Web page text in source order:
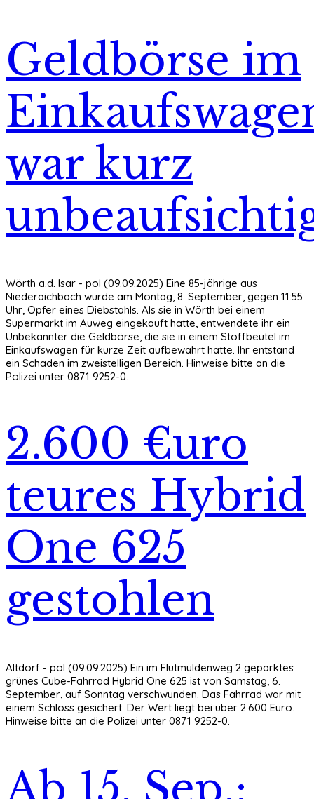
Geldbörse im
war kurz
Wörth a.d. Isar - pol (09.09.2025) Eine 85-jährige aus
Niederaichbach wurde am Montag, 8. September, gegen 11:55
Uhr, Opfer eines Diebstahls. Als sie in Wörth bei einem
Supermarkt im Auweg eingekauft hatte, entwendete ihr ein
Unbekannter die Geldbörse, die sie in einem Stoffbeutel im
Einkaufswagen für kurze Zeit aufbewahrt hatte. Ihr entstand
ein Schaden im zweistelligen Bereich. Hinweise bitte an die
Polizei unter 0871 9252-0.
2.600 €uro
teures Hybrid
One 625
gestohlen
Altdorf - pol (09.09.2025) Ein im Flutmuldenweg 2 geparktes
grünes Cube-Fahrrad Hybrid One 625 ist von Samstag, 6.
September, auf Sonntag verschwunden. Das Fahrrad war mit
einem Schloss gesichert. Der Wert liegt bei über 2.600 Euro.
Hinweise bitte an die Polizei unter 0871 9252-0.
Ab 15. Sep.: